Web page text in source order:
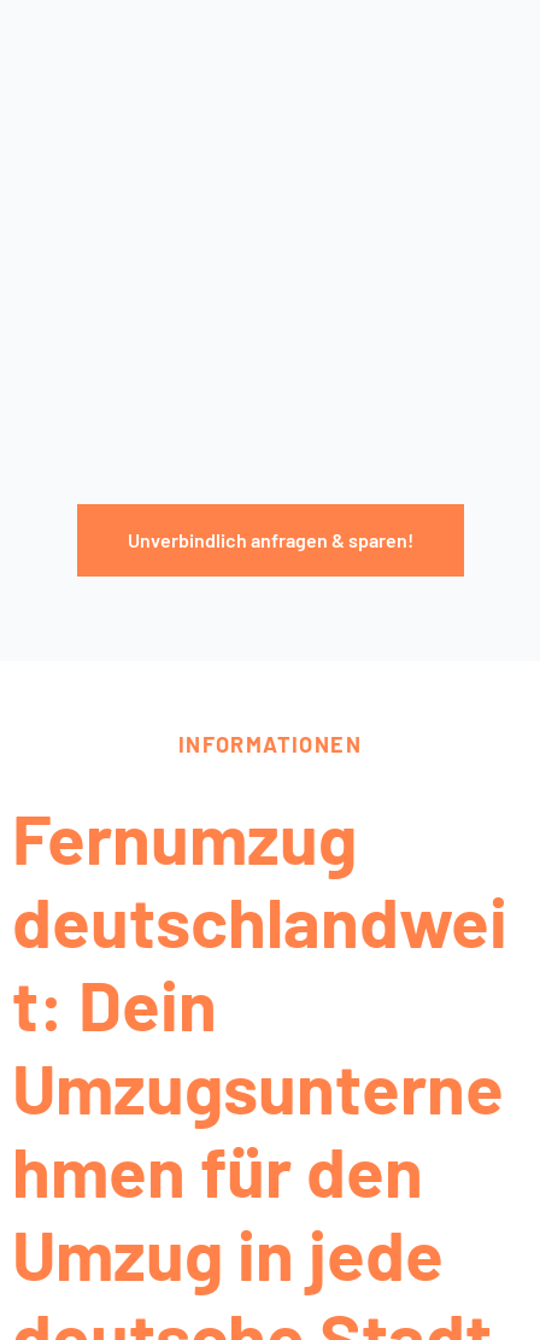
Unverbindlich anfragen & sparen!
INFORMATIONEN
Fernumzug
deutschlandwei
t: Dein
Umzugsunterne
hmen für den
Umzug in jede